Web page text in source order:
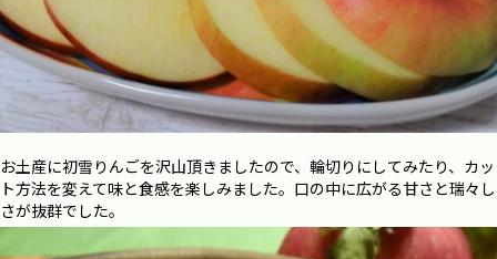
お土産に初雪りんごを沢山頂きましたので、輪切りにしてみたり、カッ
ト方法を変えて味と食感を楽しみました。口の中に広がる甘さと瑞々し
さが抜群でした。